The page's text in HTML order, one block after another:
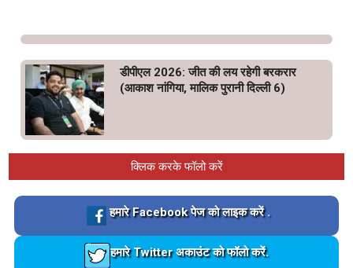
डीपीएल 2026: जीत की लय रहेगी बरकरार
(आकाश नांगिया, मालिक पुरानी दिल्ली 6)
क्लिक करके फॉलो करें
Loading…
हमारे Facebook पेज को लाइक करें .
Loading…
हमारे Twitter अकाउंट को फॉलो करें.